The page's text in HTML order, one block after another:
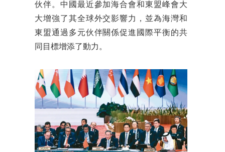
伙伴。中國最近參加海合會和東盟峰會大
大增強了其全球外交影響力，並為海灣和
東盟通過多元伙伴關係促進國際平衡的共
同目標增添了動力。